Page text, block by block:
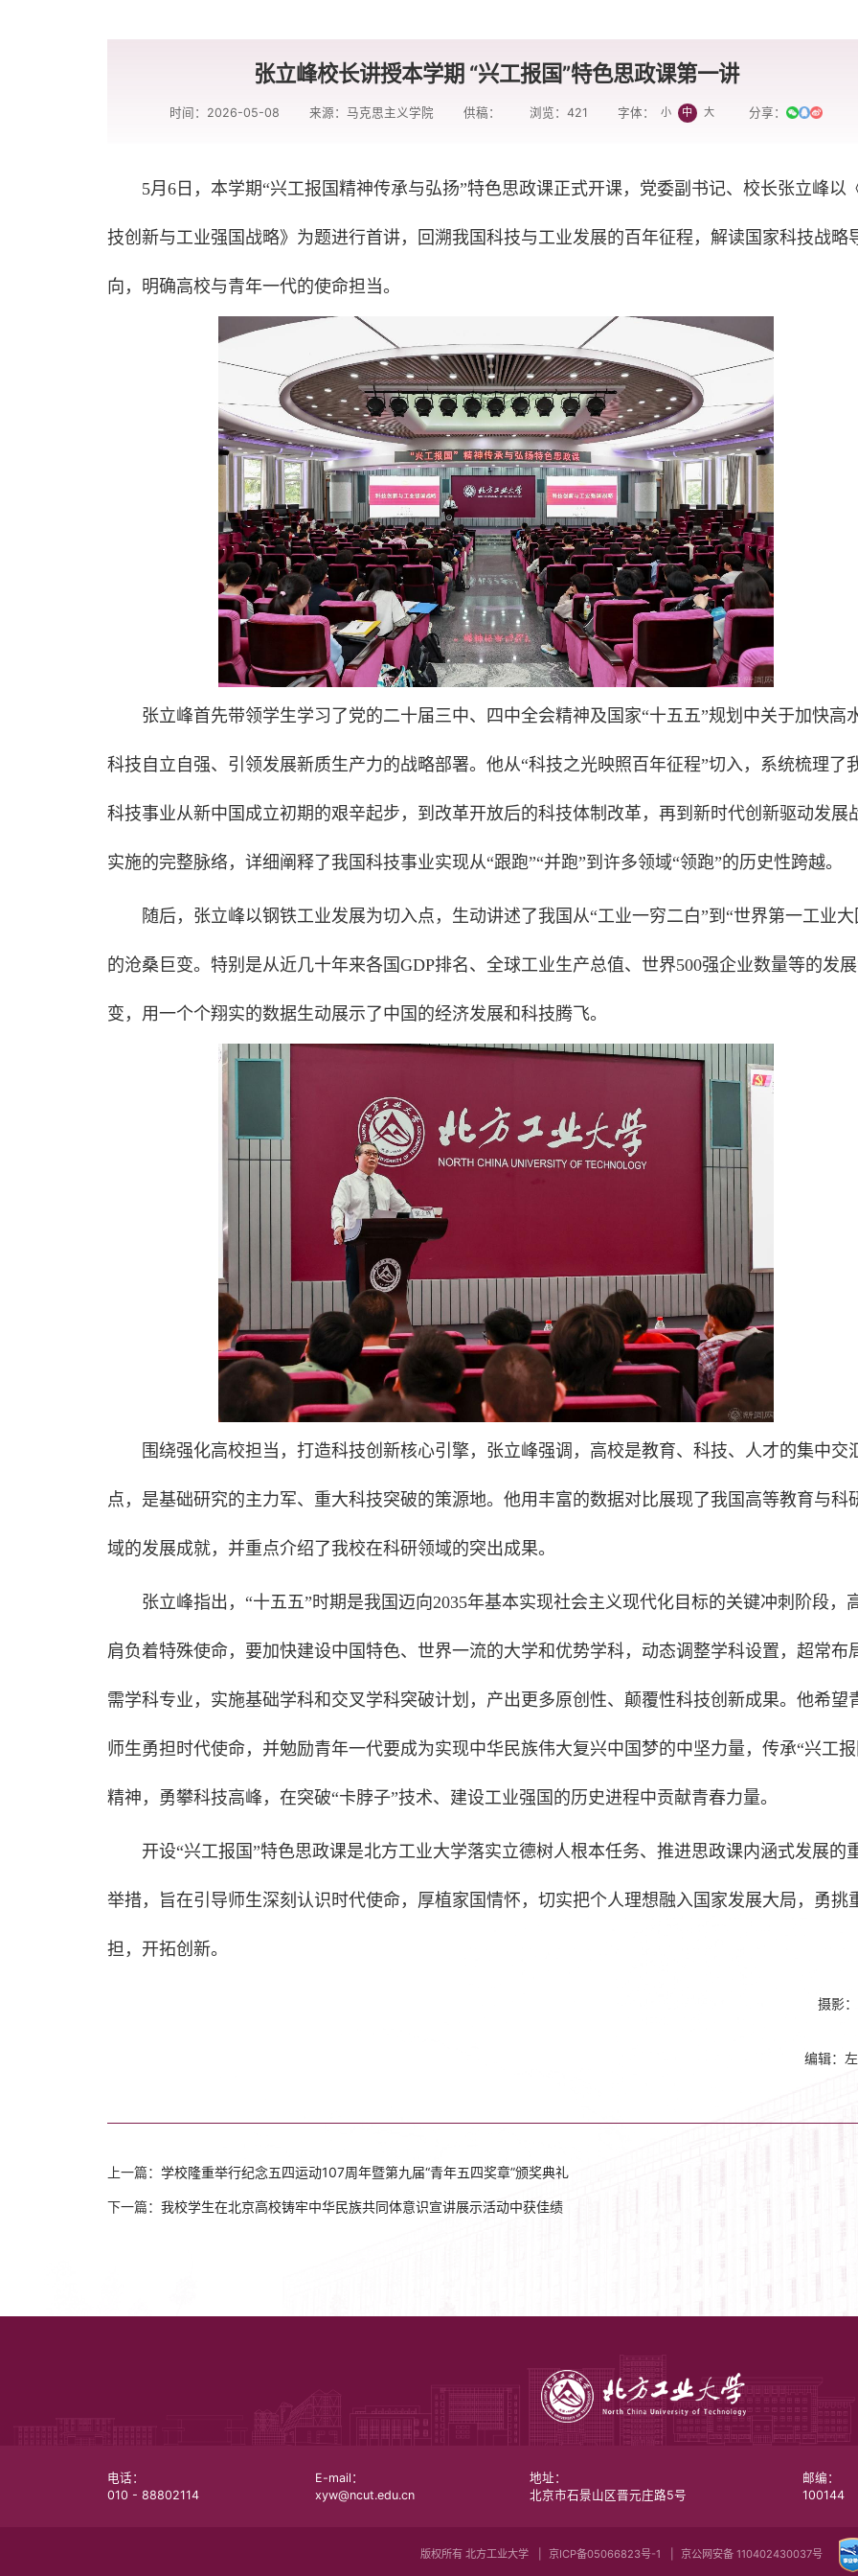
张立峰校长讲授本学期 “兴工报国”特色思政课第一讲
时间：2026-05-08 来源：马克思主义学院 供稿： 浏览：421 字体： 小 中 大 分享：
5月6日，本学期“兴工报国精神传承与弘扬”特色思政课正式开课，党委副书记、校长张立峰以
技创新与工业强国战略》为题进行首讲，回溯我国科技与工业发展的百年征程，解读国家科技战略
向，明确高校与青年一代的使命担当。
张立峰首先带领学生学习了党的二十届三中、四中全会精神及国家“十五五”规划中关于加快高
科技自立自强、引领发展新质生产力的战略部署。他从“科技之光映照百年征程”切入，系统梳理了
科技事业从新中国成立初期的艰辛起步，到改革开放后的科技体制改革，再到新时代创新驱动发展
实施的完整脉络，详细阐释了我国科技事业实现从“跟跑”“并跑”到许多领域“领跑”的历史性跨越。
随后，张立峰以钢铁工业发展为切入点，生动讲述了我国从“工业一穷二白”到“世界第一工业大
的沧桑巨变。特别是从近几十年来各国GDP排名、全球工业生产总值、世界500强企业数量等的发
变，用一个个翔实的数据生动展示了中国的经济发展和科技腾飞。
围绕强化高校担当，打造科技创新核心引擎，张立峰强调，高校是教育、科技、人才的集中交
点，是基础研究的主力军、重大科技突破的策源地。他用丰富的数据对比展现了我国高等教育与科
域的发展成就，并重点介绍了我校在科研领域的突出成果。
张立峰指出，“十五五”时期是我国迈向2035年基本实现社会主义现代化目标的关键冲刺阶段，
肩负着特殊使命，要加快建设中国特色、世界一流的大学和优势学科，动态调整学科设置，超常布
需学科专业，实施基础学科和交叉学科突破计划，产出更多原创性、颠覆性科技创新成果。他希望
师生勇担时代使命，并勉励青年一代要成为实现中华民族伟大复兴中国梦的中坚力量，传承“兴工报
精神，勇攀科技高峰，在突破“卡脖子”技术、建设工业强国的历史进程中贡献青春力量。
开设“兴工报国”特色思政课是北方工业大学落实立德树人根本任务、推进思政课内涵式发展的
举措，旨在引导师生深刻认识时代使命，厚植家国情怀，切实把个人理想融入国家发展大局，勇挑
担，开拓创新。
摄影
编辑：
上一篇： 学校隆重举行纪念五四运动107周年暨第九届“青年五四奖章”颁奖典礼
下一篇： 我校学生在北京高校铸牢中华民族共同体意识宣讲展示活动中获佳绩
电话：
010 - 88802114
E-mail：
xyw@ncut.edu.cn
地址：
北京市石景山区晋元庄路5号
邮编：
100144
版权所有 北方工业大学 京ICP备05066823号-1 京公网安备 110402430037号